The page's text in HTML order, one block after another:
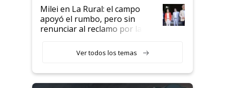
Milei en La Rural: el campo
apoyó el rumbo, pero sin
renunciar al reclamo por las
Ver todos los temas